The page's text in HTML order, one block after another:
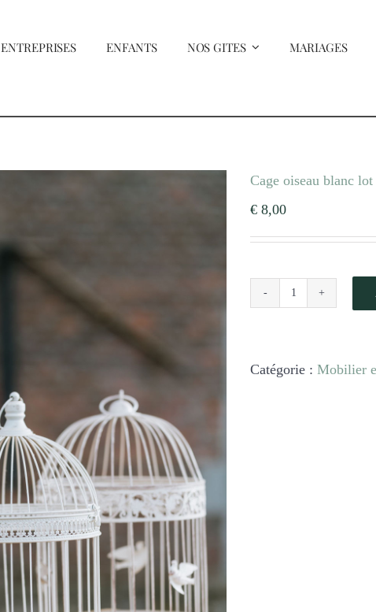
ENTREPRISES ENFANTS NOS GITES MARIAGES
Cage oiseau blanc lot
€ 8,00
oiseau
Catégorie : Mobilier